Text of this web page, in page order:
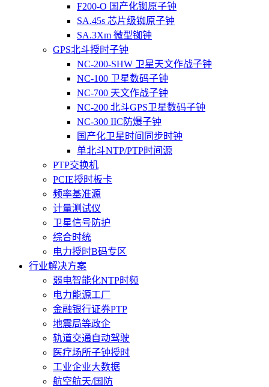
F200-O 国产化铷原子钟
SA.45s 芯片级铷原子钟
SA.3Xm 微型铷钟
GPS北斗授时子钟
NC-200-SHW 卫星天文作战子钟
NC-100 卫星数码子钟
NC-700 天文作战子钟
NC-200 北斗GPS卫星数码子钟
NC-300 IIC防爆子钟
国产化卫星时间同步时钟
单北斗NTP/PTP时间源
PTP交换机
PCIE授时板卡
频率基准源
计量测试仪
卫星信号防护
综合时统
电力授时B码专区
行业解决方案
弱电智能化NTP时频
电力能源工厂
金融银行证券PTP
地震局等政企
轨道交通自动驾驶
医疗场所子钟授时
工业企业大数据
航空航天/国防